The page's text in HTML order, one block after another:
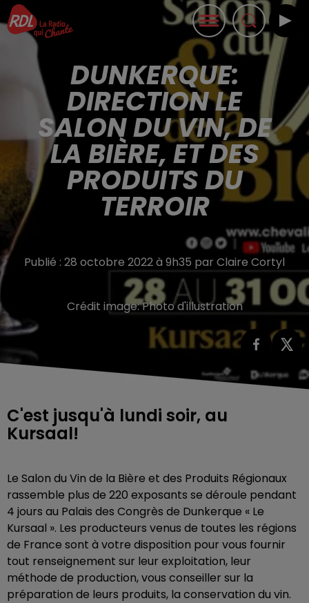
DUNKERQUE:
DIRECTION LE
SALON DU VIN, DE
LA BIÈRE, ET DES
PRODUITS DU
TERROIR
Publié : 28 octobre 2022 à 9h35 par Claire Cortyl
Crédit image:Photo d'illustration
C'est jusqu'à lundi soir, au
Kursaal!
Le Salon du Vin de la Bière et des Produits Régionaux
rassemble plus de 220 exposants se déroule pendant
4 jours au Palais des Congrès de Dunkerque « Le
Kursaal ». Les producteurs venus de toutes les régions
de France sont à votre disposition pour vous fournir
tout renseignement sur leur exploitation, leur
méthode de production, vous conseiller sur la
préparation de leurs produits, la conservation du vin.